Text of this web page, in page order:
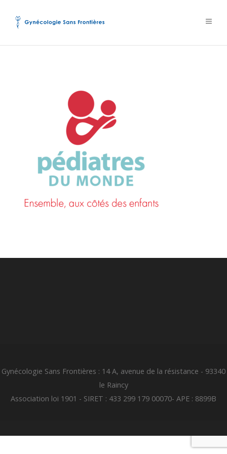
Gynécologie Sans Frontières : 14 A, avenue de la résistance - 93340
le Raincy
Association loi 1901 - SIRET : 433 299 179 00070- APE : 8899B